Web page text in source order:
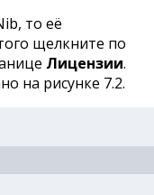
то её
щелкните по
Лицензии.
на рисунке 7.2.